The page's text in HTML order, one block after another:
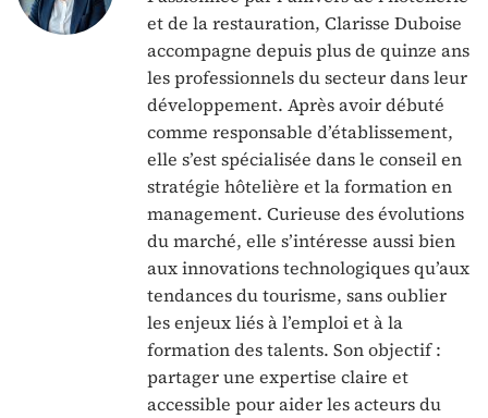
et de la restauration, Clarisse Duboise
accompagne depuis plus de quinze ans
les professionnels du secteur dans leur
développement. Après avoir débuté
comme responsable d’établissement,
elle s’est spécialisée dans le conseil en
stratégie hôtelière et la formation en
management. Curieuse des évolutions
du marché, elle s’intéresse aussi bien
aux innovations technologiques qu’aux
tendances du tourisme, sans oublier
les enjeux liés à l’emploi et à la
formation des talents. Son objectif :
partager une expertise claire et
accessible pour aider les acteurs du